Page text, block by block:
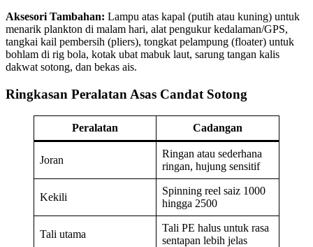
Aksesori Tambahan: Lampu atas kapal (putih atau kuning) untuk
menarik plankton di malam hari, alat pengukur kedalaman/GPS,
tangkai kail pembersih (pliers), tongkat pelampung (floater) untuk
bohlam di rig bola, kotak ubat mabuk laut, sarung tangan kalis
dakwat sotong, dan bekas ais.
Ringkasan Peralatan Asas Candat Sotong
Peralatan Cadangan
Joran
Ringan atau sederhana
ringan, hujung sensitif
Kekili
Spinning reel saiz 1000
hingga 2500
Tali utama
Tali PE halus untuk rasa
sentapan lebih jelas